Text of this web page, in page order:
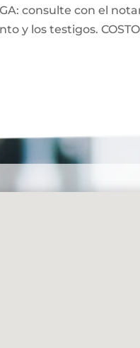
consulte con el
y los testigos.